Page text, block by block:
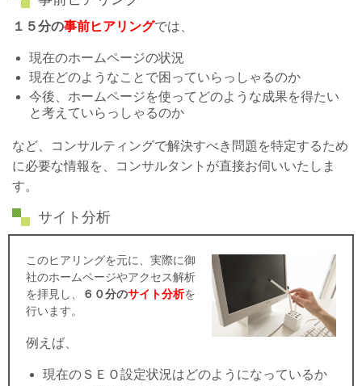
１５分の事前ヒアリングでは、
現在のホームページの状況
現在どのようなことで困っていらっしゃるのか
今後、ホームページを使ってどのような成果を得たい
と考えていらっしゃるのか
など、コンサルティングで解決すべき問題を特定するため
に必要な情報を、コンサルタントが直接お伺いいたしま
す。
サイト分析
このヒアリングを元に、実際に御
社のホームページやアクセス解析
を拝見し、
６０分のサイト分析を
行います。
例えば、
現在のＳＥＯ設定状況はどのようになっているか